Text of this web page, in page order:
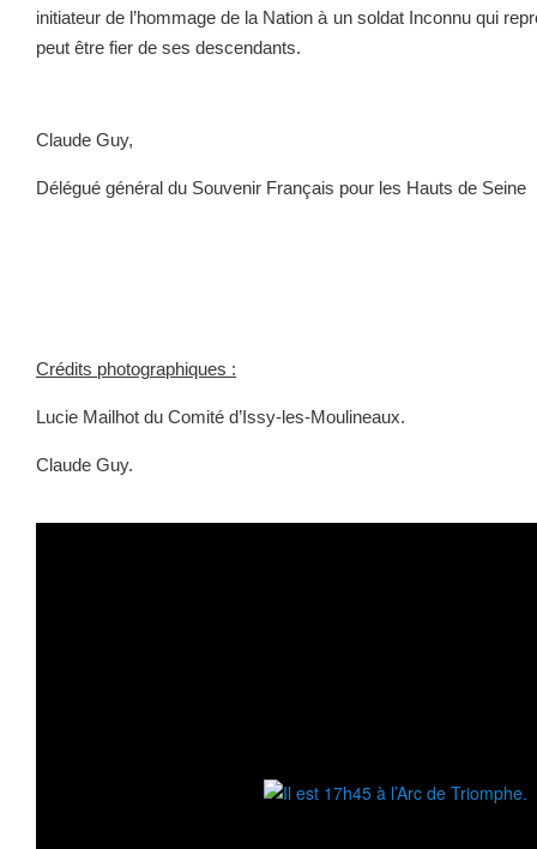
initiateur de l’hommage de la Nation à un soldat Inconnu qui
peut être fier de ses descendants.
Claude Guy,
Délégué général du Souvenir Français pour les Hauts de Seine
Crédits photographiques :
Lucie Mailhot du Comité d’Issy-les-Moulineaux.
Claude Guy.